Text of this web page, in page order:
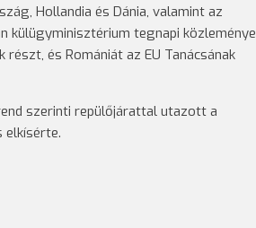
Hollandia és Dánia, valamint az
külügyminisztérium tegnapi közleménye
és Romániát az EU Tanácsának
szerinti repülőjárattal utazott a
elkísérte.